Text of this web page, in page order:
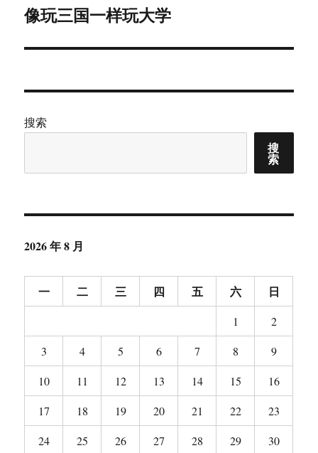
下
文
像玩三国一样玩大学
搜索
搜
索
2026 年 8 月
一 二 三 四 五 六 日
1
2
3
4 5 6 7 8
9
10
11 12 13 14 15
16
17
18 19 20 21 22
23
24
25 26 27 28 29
30